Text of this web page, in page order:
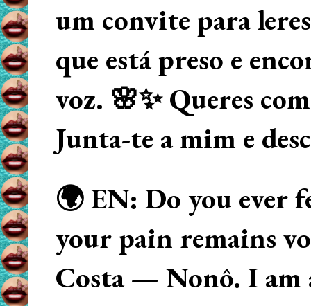
um convite para
que está preso e
voz. 🌸✨ Queres
Junta-te a mim e
🌍 EN: Do you ever
your pain remains
Costa — Nonô. I am